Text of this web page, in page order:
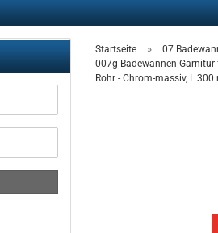
Startseite » 07
007g Badewannen
Rohr - Chrom-massiv, L 300